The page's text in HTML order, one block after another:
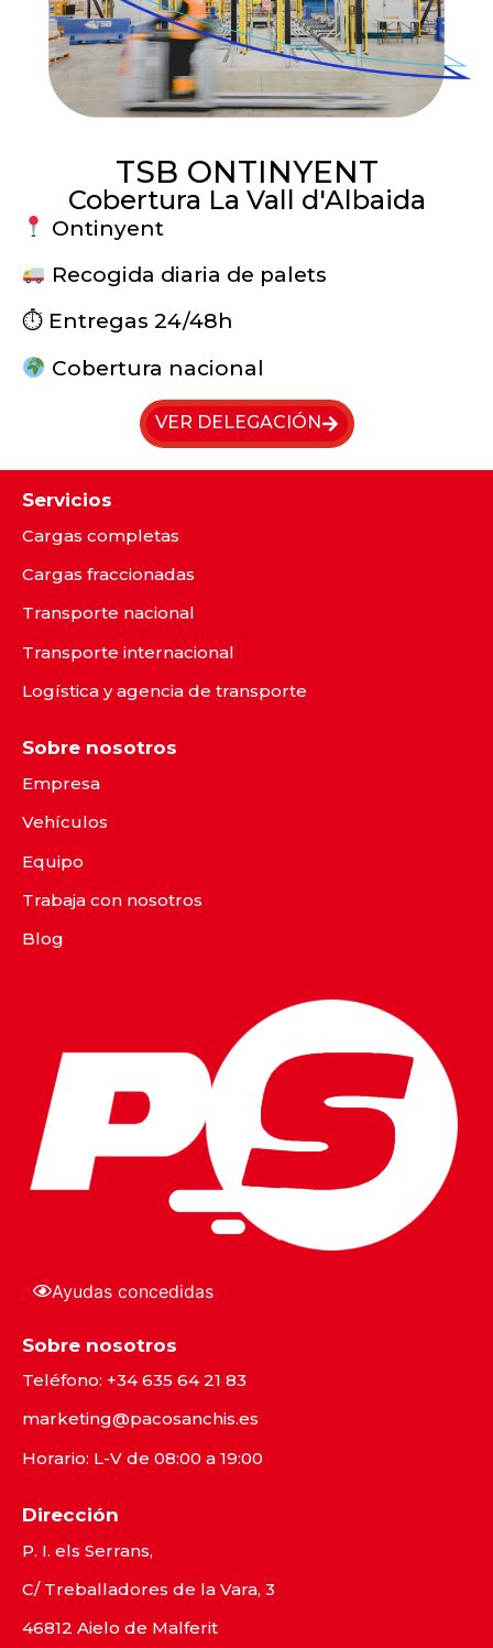
TSB ONTINYENT
Cobertura La Vall d'Albaida
Ontinyent
Recogida diaria de palets
⏱ Entregas 24/48h
Cobertura nacional
VER DELEGACIÓN
Servicios
Cargas completas
Cargas fraccionadas
Transporte nacional
Transporte internacional
Logística y agencia de transporte
Sobre nosotros
Empresa
Vehículos
Equipo
Trabaja con nosotros
Blog
Ayudas concedidas
Sobre nosotros
Teléfono: +34 635 64 21 83
marketing@pacosanchis.es
Horario: L-V de 08:00 a 19:00
Dirección
P. I. els Serrans,
C/ Treballadores de la Vara, 3
46812 Aielo de Malferit